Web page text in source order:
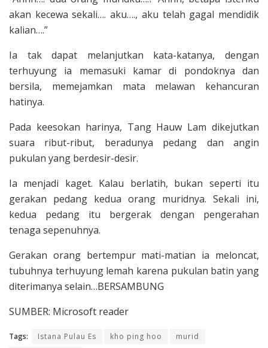
akan kecewa sekali…. aku…., aku telah gagal mendidik
kali­an….”
Ia tak dapat melanjutkan kata­-katanya, dengan
terhuyung ia memasuki kamar di pondoknya dan
bersila, memejamkan mata melawan kehancuran
hatinya.
Pada keesokan harinya, Tang Hauw Lam dikejutkan
suara ribut-ribut, beradu­nya pedang dan angin
pukulan yang ber­desir-desir.
Ia menjadi kaget. Kalau ber­latih, bukan seperti itu
gerakan pedang kedua orang muridnya. Sekali ini,
kedua pedang itu bergerak dengan pengerahan
tenaga sepenuhnya.
Gerakan orang ber­tempur mati-matian ia meloncat,
tubuh­nya terhuyung lemah karena pukulan batin yang
diterimanya selain…BERSAMBUNG
SUMBER: Microsoft reader
Tags: Istana Pulau Es kho ping hoo
murid